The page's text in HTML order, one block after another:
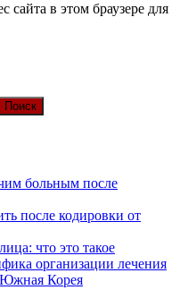
сайта в этом браузере для
Поиск
больным после
после кодировки от
что это такое
организации лечения
Южная Корея